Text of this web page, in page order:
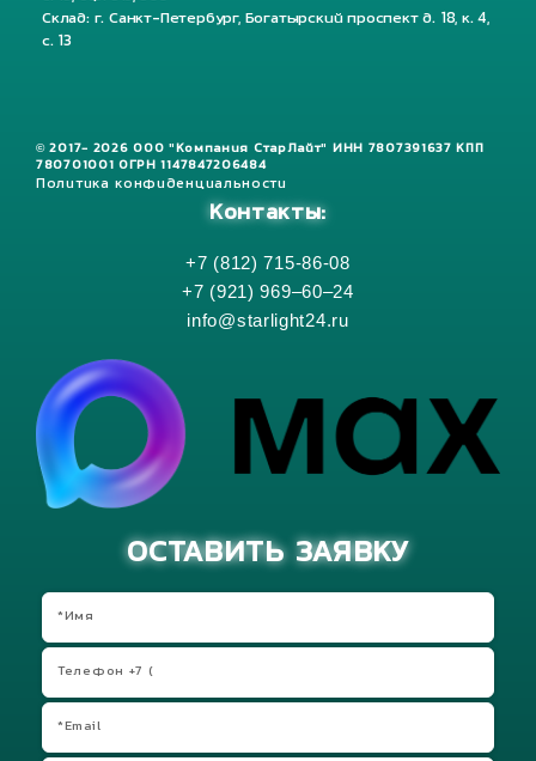
Склад: г. Санкт-Петербург, Богатырский проспект д. 18, к. 4,
с. 13
© 2017- 2026 ООО "Компания СтарЛайт" ИНН 7807391637 КПП
780701001 ОГРН 1147847206484
Политика конфиденциальности
Контакты:
+7 (812) 715-86-08
+7 (921) 969–60–24
info@starlight24.ru
ОСТАВИТЬ ЗАЯВКУ